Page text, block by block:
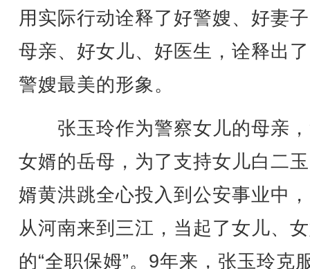
用实际行动诠释了好警嫂、好妻
母亲、好女儿、好医生，诠释出
警嫂最美的形象。
张玉玲作为警察女儿的母亲
女婿的岳母，为了支持女儿白二
婿黄洪跳全心投入到公安事业中
从河南来到三江，当起了女儿、
的“全职保姆”。9年来，张玉玲克